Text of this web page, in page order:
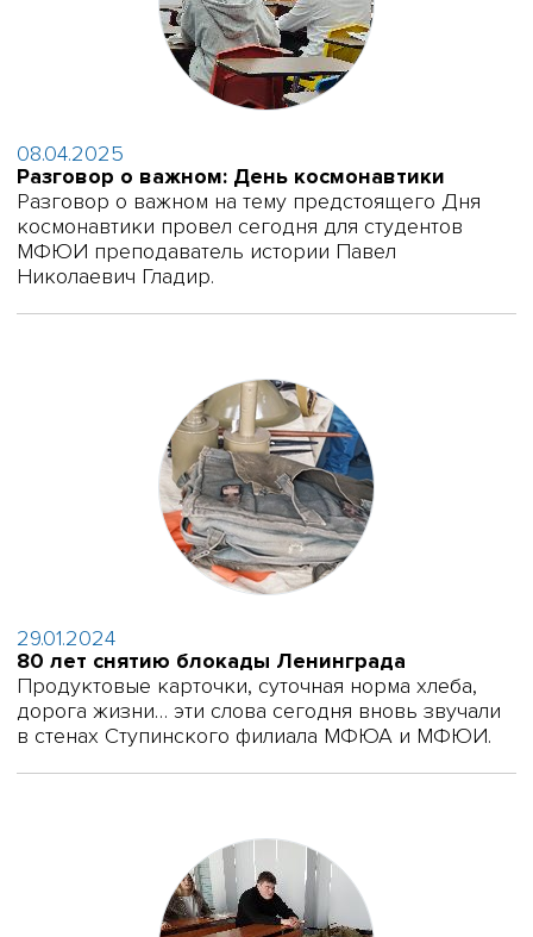
08.04.2025
Разговор о важном: День космонавтики
Разговор о важном на тему предстоящего Дня
космонавтики провел сегодня для студентов
МФЮИ преподаватель истории Павел
Николаевич Гладир.
29.01.2024
80 лет снятию блокады Ленинграда
Продуктовые карточки, суточная норма хлеба,
дорога жизни… эти слова сегодня вновь звучали
в стенах Ступинского филиала МФЮА и МФЮИ.